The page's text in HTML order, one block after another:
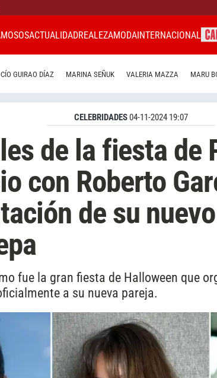
ACTUALIDADREALEZAMODAINTERNACIONAL
GUIRAO DÍAZ MARINA SEÑUK VALERIA MAZZA MARU
CELEBRIDADES04-11-2024 19:07
de la fiesta de
con Roberto
de su
fue la gran fiesta de Halloween que
a su nueva pareja.